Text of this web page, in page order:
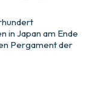
in Japan am Ende
Pergament der